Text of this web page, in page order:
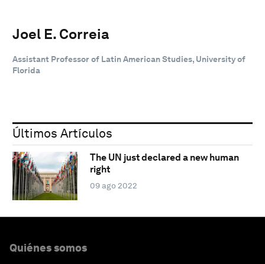
Joel E. Correia
Assistant Professor of Latin American Studies, University of
Florida
Últimos Artículos
The UN just declared a new human
right
09 ago 2022
Quiénes somos